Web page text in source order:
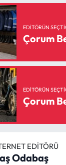
EDITÖRÜN
Çorum
EDITÖRÜN
Çorum
EDITÖRÜ
Odabaş